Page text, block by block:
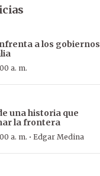
a los gobiernos
a. m.
una historia que
la frontera
a. m. · Edgar Medina